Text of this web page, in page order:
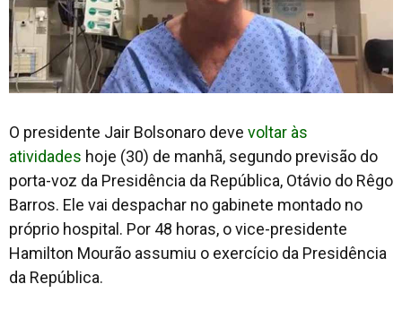
O presidente Jair Bolsonaro deve voltar às
atividades hoje (30) de manhã, segundo previsão do
porta-voz da Presidência da República, Otávio do Rêgo
Barros. Ele vai despachar no gabinete montado no
próprio hospital. Por 48 horas, o vice-presidente
Hamilton Mourão assumiu o exercício da Presidência
da República.